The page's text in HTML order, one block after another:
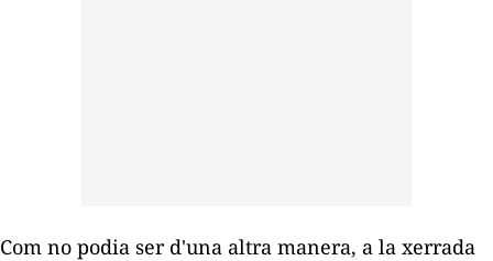
Com no podia ser d'una altra manera, a la xerrada